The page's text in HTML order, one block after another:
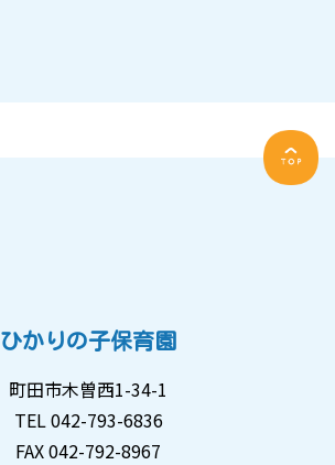
ひかりの子保育園
町田市木曽西1-34-1
TEL 042-793-6836
FAX 042-792-8967